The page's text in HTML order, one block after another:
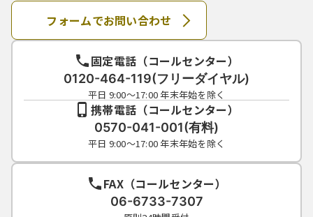
フォームでお問い合わせ
固定電話（コールセンター）
0120-464-119(フリーダイヤル)
平日 9:00～17:00 年末年始を除く
携帯電話（コールセンター）
0570-041-001(有料)
平日 9:00～17:00 年末年始を除く
FAX（コールセンター）
06-6733-7307